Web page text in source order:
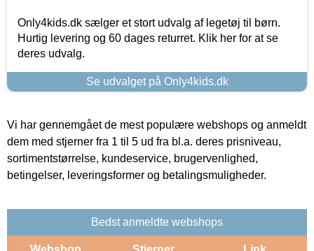
Only4kids.dk sælger et stort udvalg af legetøj til børn.
Hurtig levering og 60 dages returret. Klik her for at se
deres udvalg.
Se udvalget på Only4kids.dk
Vi har gennemgået de mest populære webshops og anmeldt
dem med stjerner fra 1 til 5 ud fra bl.a. deres prisniveau,
sortimentstørrelse, kundeservice, brugervenlighed,
betingelser, leveringsformer og betalingsmuligheder.
Bedst anmeldte webshops